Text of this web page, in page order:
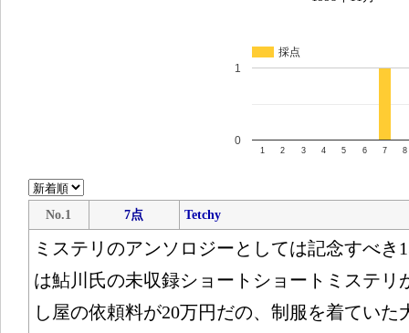
採点
1 2 3 4 5 6 7 8
0
1
No.1 7点 Tetchy
ミステリのアンソロジーとしては記念すべき
は鮎川氏の未収録ショートショートミステリ
し屋の依頼料が20万円だの、制服を着てい